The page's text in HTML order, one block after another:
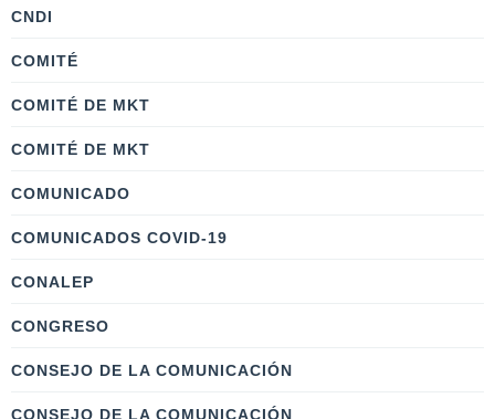
CNDI
COMITÉ
COMITÉ DE MKT
COMITÉ DE MKT
COMUNICADO
COMUNICADOS COVID-19
CONALEP
CONGRESO
CONSEJO DE LA COMUNICACIÓN
CONSEJO DE LA COMUNICACIÓN